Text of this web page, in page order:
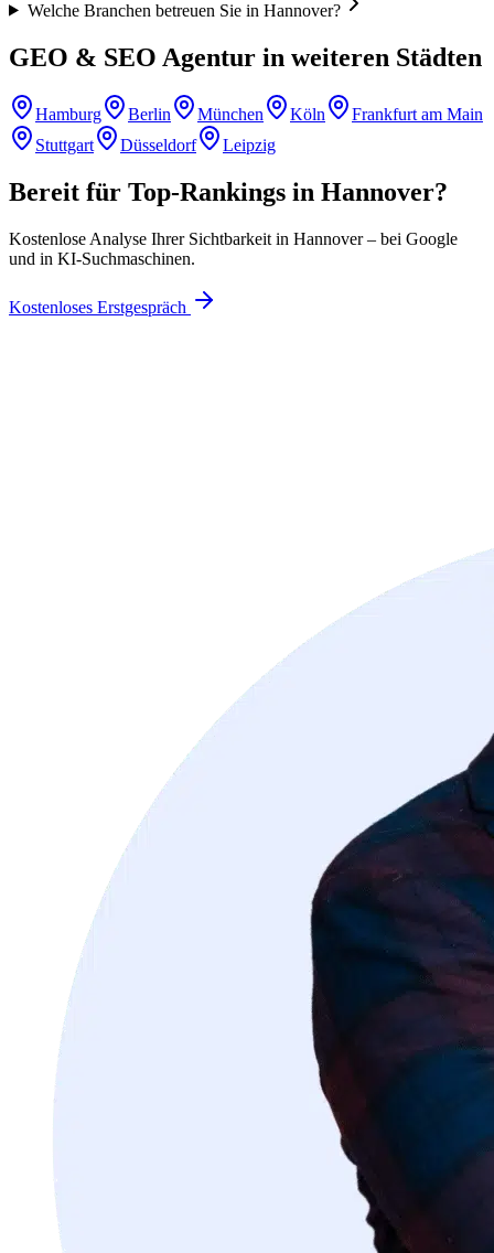
Welche Branchen betreuen Sie in Hannover?
GEO & SEO Agentur in weiteren Städten
Hamburg Berlin München Köln
Frankfurt am Main
Stuttgart
Düsseldorf Leipzig
Bereit für Top-Rankings in Hannover?
Kostenlose Analyse Ihrer Sichtbarkeit in Hannover– bei Google
und in KI-Suchmaschinen.
Kostenloses Erstgespräch